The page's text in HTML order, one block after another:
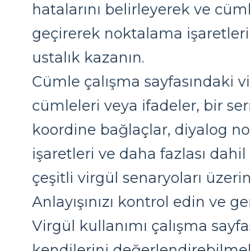
hatalarını belirleyerek ve
geçirerek noktalama işaretleri
ustalık kazanın.
Cümle çalışma sayfasındaki
cümleleri veya ifadeler, bir
koordine bağlaçlar, diyalog
işaretleri ve daha fazlası
çeşitli virgül senaryoları
Anlayışınızı kontrol edin ve
Virgül kullanımı çalışma